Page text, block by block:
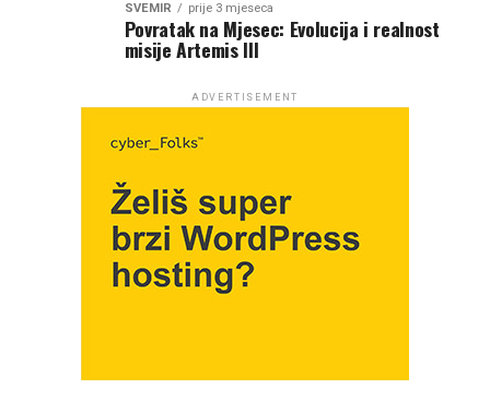
SVEMIR prije 3 mjeseca
Povratak na Mjesec: Evolucija i realnost
misije Artemis III
ADVERTISEMENT